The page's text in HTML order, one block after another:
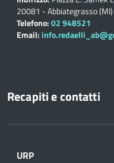
20081 - Abbiategrasso (MI)
Telefono:02 948521
Email:
Recapiti e contatti
URP